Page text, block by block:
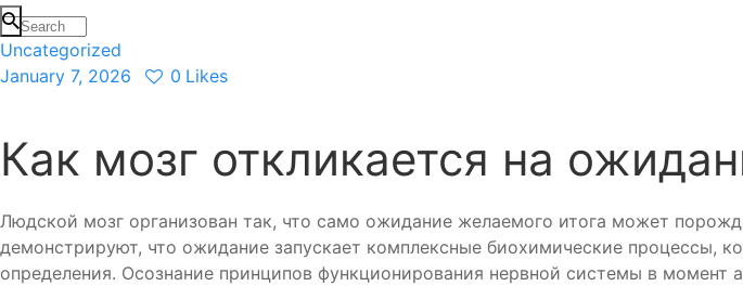
Uncategorized
January 7, 2026
0 Likes
Как мозг откликается на
Людской мозг организован так, что само ожидание желаемого итога может
демонстрируют, что ожидание запускает комплексные биохимические процессы,
определения. Осознание принципов функционирования нервной системы в момент